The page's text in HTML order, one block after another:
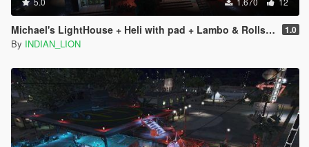
Michael's LightHouse + Heli with pad + Lambo & Rolls Royce 1.0
By INDIAN_LION